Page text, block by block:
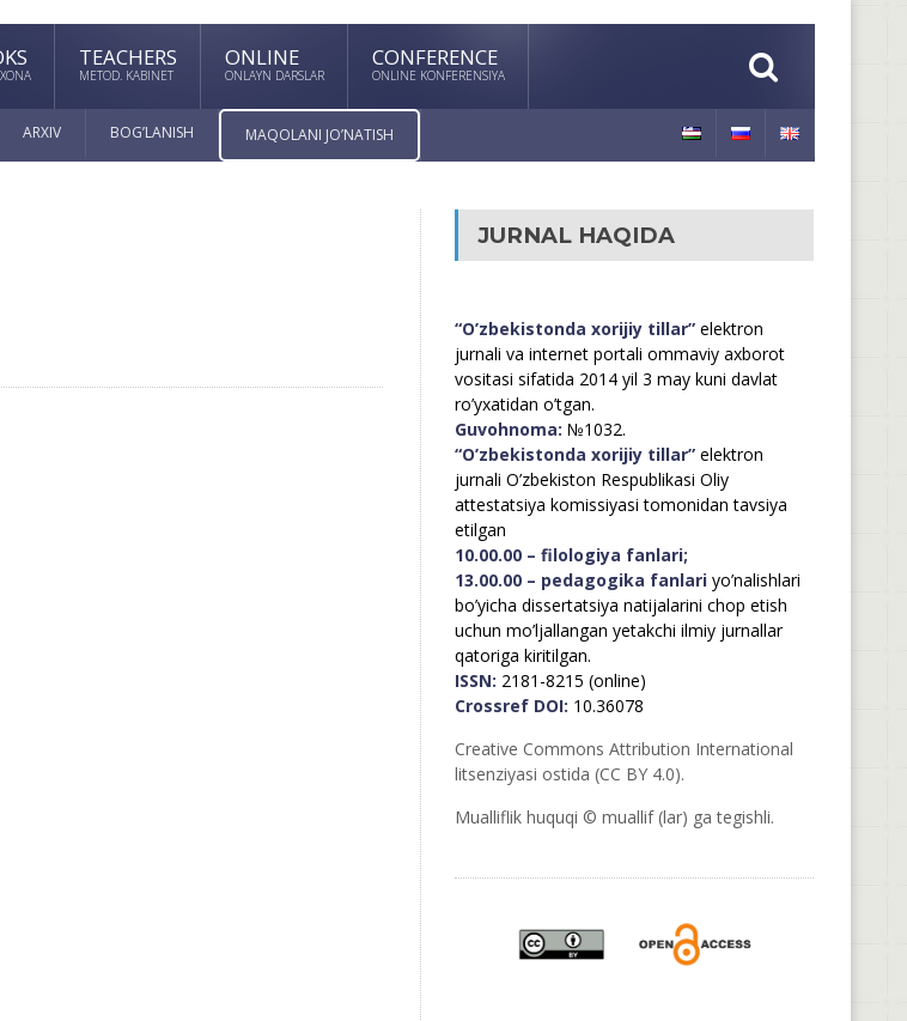
TEACHERS
METOD. KABINET
ONLINE
ONLAYN DARSLAR
CONFERENCE
ONLINE KONFERENSIYA
ARXIV BOG’LANISH MAQOLANI JO’NATISH
JURNAL HAQIDA
“O’zbekistonda xorijiy tillar”elektron
jurnali va internet portali ommaviy axborot
vositasi sifatida 2014 yil 3 may kuni davlat
ro’yxatidan o’tgan.
Guvohnoma: №1032.
“O’zbekistonda xorijiy tillar”elektron
jurnali O’zbekiston Respublikasi Oliy
attestatsiya komissiyasi tomonidan tavsiya
etilgan
10.00.00 – filologiya fanlari;
13.00.00 – pedagogika fanlariyo’nalishlari
bo’yicha dissertatsiya natijalarini chop etish
uchun mo’ljallangan yetakchi ilmiy jurnallar
qatoriga kiritilgan.
ISSN: 2181-8215 (online)
Crossref DOI: 10.36078
Creative Commons Attribution International
litsenziyasi ostida (CC BY 4.0).
Mualliflik huquqi © muallif (lar) ga tegishli.